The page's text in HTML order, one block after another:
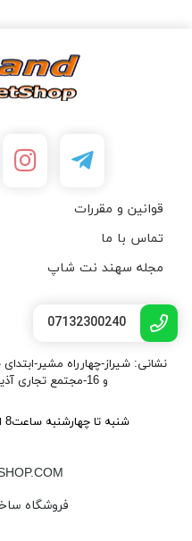
قوانین و مقررات
تماس با ما
مجله سهند نت شاپ
07132300240
و 16-مجتمع تجاری آذین-طبقه همکف-واحد G67
شنبه تا چهارشنبه ساعت8 الی 15 پاسخ گوی شما هستیم
فروشگاه